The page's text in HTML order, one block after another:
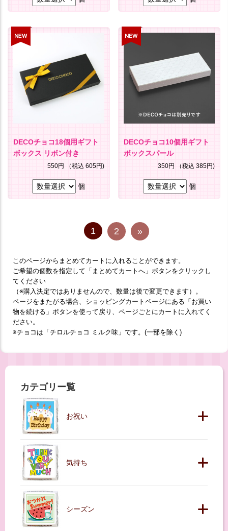
DECOチョコ18個用ギフト
ボックス リボン付き
550円 （税込 605円)
個
DECOチョコ10個用ギフト
ボックスパール
350円 （税込 385円)
個
1 2 »
このページからまとめてカートに入れることができます。
ご希望の個数を指定して「まとめてカートへ」ボタンをクリックし
てください
（※購入決定ではありませんので、数量は後で変更できます）。
ページをまたがる場合、ショッピングカートページにある「お買い
物を続ける」ボタンを使って戻り、ページごとにカートに入れてく
ださい。
※チョコは「チロルチョコ ミルク味」です。(一部を除く)
カテゴリー覧
お祝い
気持ち
シーズン